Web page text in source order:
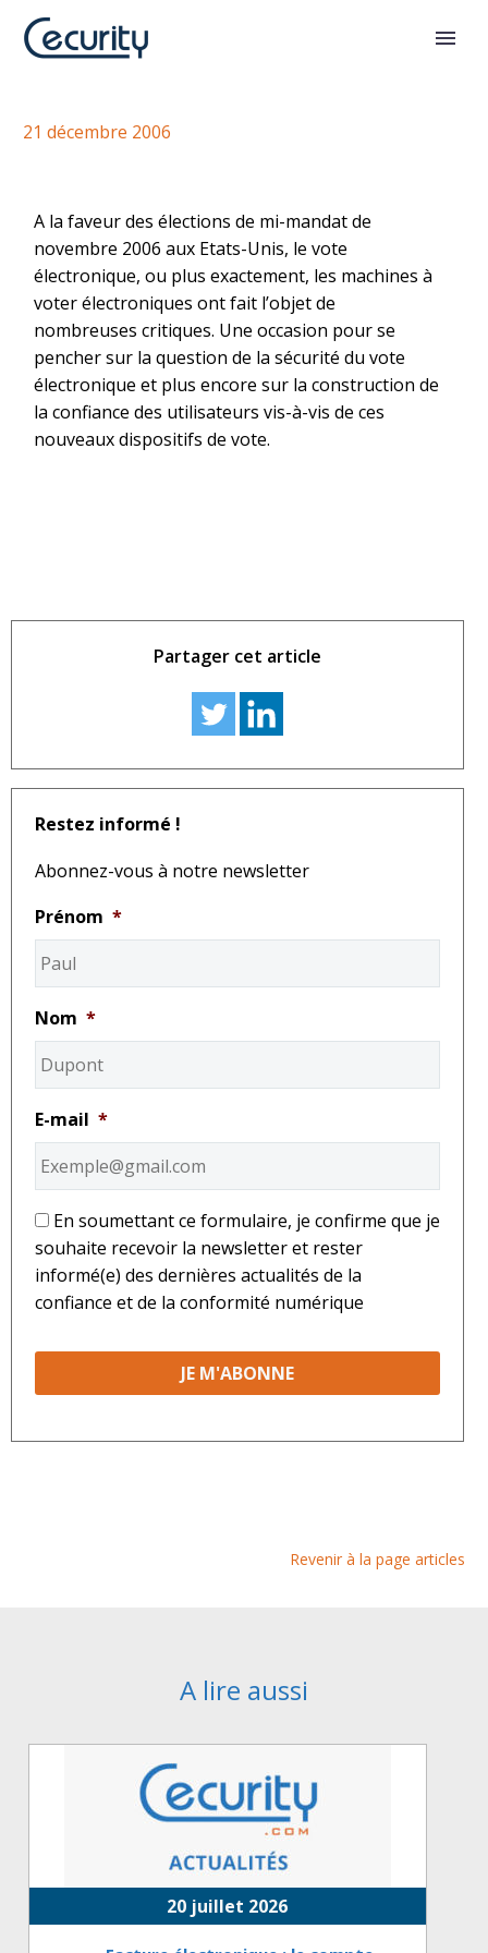
Vote électronique
21 décembre 2006
A la faveur des élections de mi-mandat de
novembre 2006 aux Etats-Unis, le vote
électronique, ou plus exactement, les machines à
voter électroniques ont fait l’objet de
nombreuses critiques. Une occasion pour se
pencher sur la question de la sécurité du vote
électronique et plus encore sur la construction de
la confiance des utilisateurs vis-à-vis de ces
nouveaux dispositifs de vote.
Partager cet article
Restez informé !
Abonnez-vous à notre newsletter
Prénom *
Nom *
E-mail *
* En soumettant ce formulaire, je confirme que je
souhaite recevoir la newsletter et rester
informé(e) des dernières actualités de la
confiance et de la conformité numérique
Revenir à la page articles
A lire aussi
20 juillet 2026